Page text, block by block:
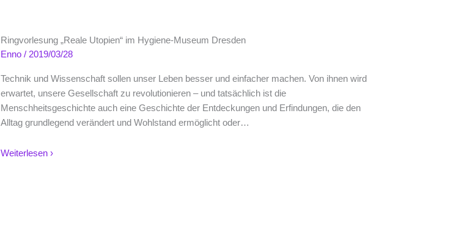
Ringvorlesung „Reale Utopien“ im Hygiene-Museum Dresden
Enno/ 2019/03/28
Technik und Wissenschaft sollen unser Leben besser und einfacher machen. Von ihnen wird
erwartet, unsere Gesellschaft zu revolutionieren – und tatsächlich ist die
Menschheitsgeschichte auch eine Geschichte der Entdeckungen und Erfindungen, die den
Alltag grundlegend verändert und Wohlstand ermöglicht oder…
Weiterlesen ›